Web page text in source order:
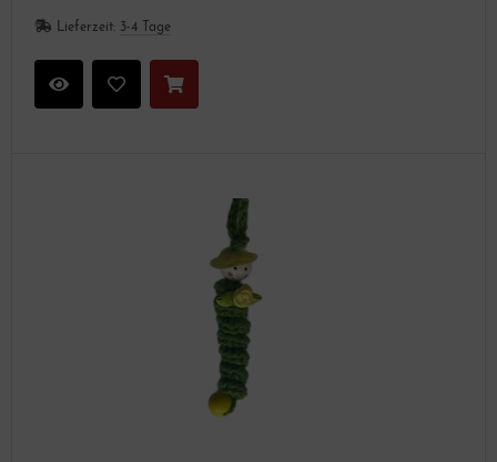
Lieferzeit: 3-4 Tage